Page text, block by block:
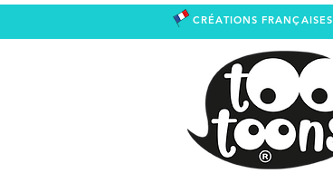
CRÉATIONS FRANÇAISES